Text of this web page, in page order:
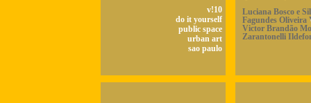
v!10
do it yourself
public space
urban art
sao paulo
Luciana Bosco e
Fagundes Oliveira
Victor Brandão
Zarantonelli